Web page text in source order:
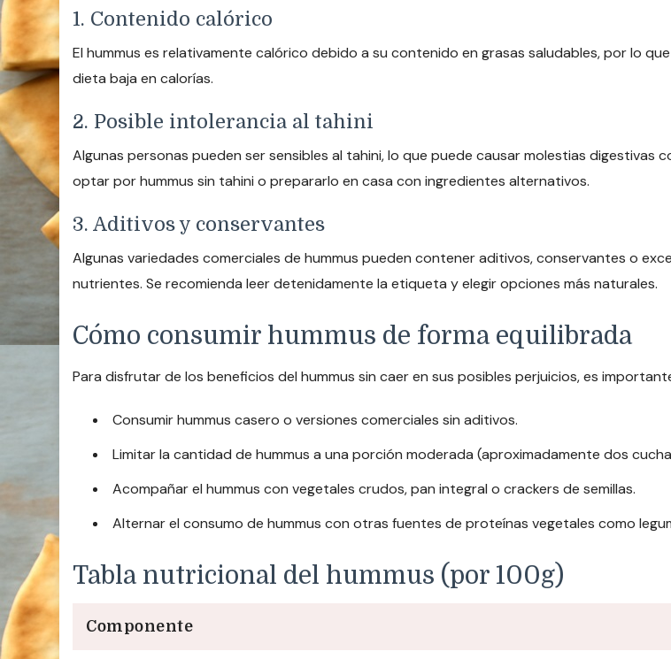
1. Contenido calórico
El hummus es relativamente calórico debido a su contenido en grasas saludables, por lo
dieta baja en calorías.
2. Posible intolerancia al tahini
Algunas personas pueden ser sensibles al tahini, lo que puede causar molestias digestivas
optar por hummus sin tahini o prepararlo en casa con ingredientes alternativos.
3. Aditivos y conservantes
Algunas variedades comerciales de hummus pueden contener aditivos, conservantes o
nutrientes. Se recomienda leer detenidamente la etiqueta y elegir opciones más naturales.
Cómo consumir hummus de forma equilibrada
Para disfrutar de los beneficios del hummus sin caer en sus posibles perjuicios, es
Consumir hummus casero o versiones comerciales sin aditivos.
Limitar la cantidad de hummus a una porción moderada (aproximadamente dos
Acompañar el hummus con vegetales crudos, pan integral o crackers de semillas.
Alternar el consumo de hummus con otras fuentes de proteínas vegetales como
Tabla nutricional del hummus (por 100g)
Componente